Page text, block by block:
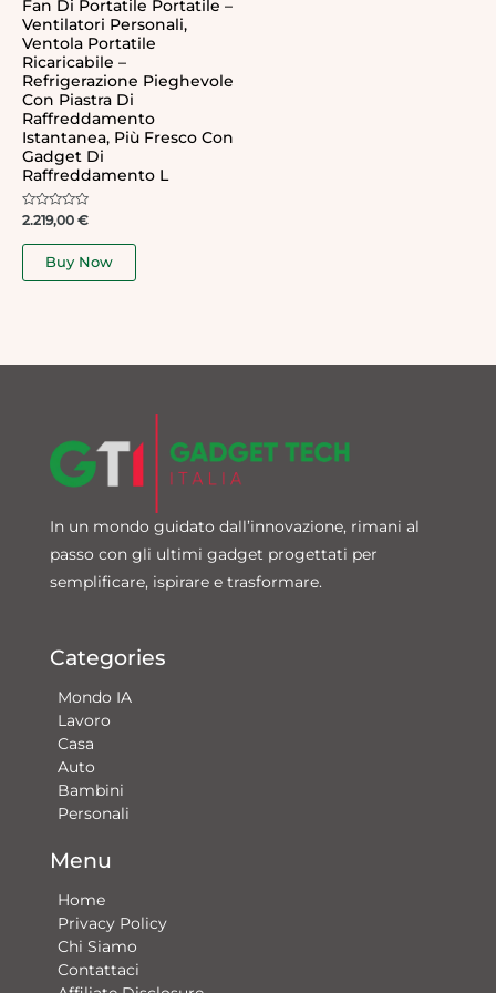
Fan Di Portatile Portatile –
Ventilatori Personali,
Ventola Portatile
Ricaricabile –
Refrigerazione Pieghevole
Con Piastra Di
Raffreddamento
Istantanea, Più Fresco Con
Gadget Di
Raffreddamento L
Rated
out
2.219,00 €
Buy Now
In un mondo guidato dall’innovazione, rimani al
passo con gli ultimi gadget progettati per
semplificare, ispirare e trasformare.
Categories
Mondo IA
Lavoro
Casa
Auto
Bambini
Personali
Menu
Home
Privacy Policy
Chi Siamo
Contattaci​